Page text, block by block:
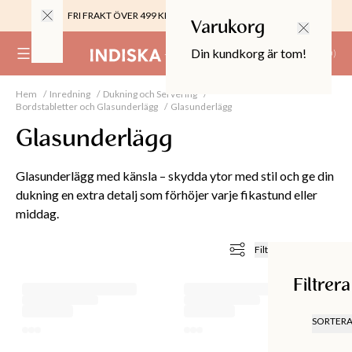
FRI FRAKT ÖVER 499 KR |
& MÖBLER
0)
Varukorg
Din kundkorg är tom!
Hem Inredning
Dukning och Servering
Bordstabletter och Glasunderlägg
Glasunderlägg
Glasunderlägg
Glasunderlägg med känsla – skydda ytor med stil och ge din
dukning en extra detalj som förhöjer varje fikastund eller
middag.
SORTERA
Filtrera och sortera